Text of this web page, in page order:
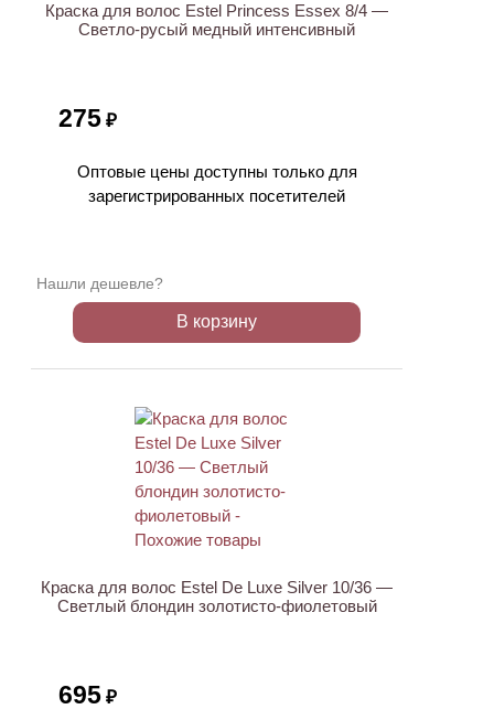
Краска для волос Estel Princess Essex 8/4 —
Светло-русый медный интенсивный
275 ₽
Оптовые цены доступны только для
зарегистрированных посетителей
Нашли дешевле?
В корзину
Краска для волос Estel De Luxe Silver 10/36 —
Светлый блондин золотисто-фиолетовый
695 ₽